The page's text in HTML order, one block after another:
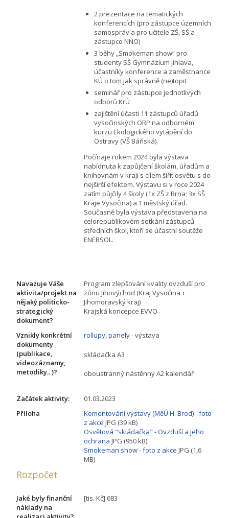
2 prezentace na tematických
konferencích (pro zástupce územních
samospráv a pro učitele ZŠ, SŠ a
zástupce NNO)
3 běhy „Smokeman show“ pro
studenty SŠ Gymnázium Jihlava,
účastníky konference a zaměstnance
KÚ o tom jak správně (ne)topit
seminář pro zástupce jednotlivých
odborů KrÚ
zajištění účasti 11 zástupců úřadů
vysočinských ORP na odborném
kurzu Ekologického vytápění do
Ostravy (VŠ Báňská).
Počínaje rokem 2024 byla výstava
nabídnuta k zapůjčení školám, úřadům a
knihovnám v kraji s cílem šířit osvětu s do
nejširší efektem. Výstavu si v roce 2024
zatím půjčily 4 školy (1x ZŠ z Brna; 3x SŠ
Kraje Vysočina) a 1 městský úřad.
Současně byla výstava představena na
celorepublikovém setkání zástupců
středních škol, kteří se účastní soutěže
ENERSOL.
Navazuje Váše
aktivita/projekt na
nějaký politicko-
strategický
dokument?
Program zlepšování kvality ovzduší pro
zónu Jihovýchod (Kraj Vysočina +
Jihomoravský kraj)
Krajská koncepce EVVO
Vznikly konkrétní
dokumenty
(publikace,
videozáznamy,
metodiky.. )?
rollupy, panely- výstava
skládačka A3
oboustranný nástěnný A2 kalendář
Začátek aktivity:
01.03.2023
Příloha
Komentování výstavy (MěÚ H. Brod) - foto
z akce JPG (39 kB)
Osvětová "skládačka" - Ovzduší a jeho
ochrana JPG (950 kB)
Smokeman show - foto z akce JPG (1,6
MB)
Rozpočet
Jaké byly finanční
náklady na
[tis. Kč] 683